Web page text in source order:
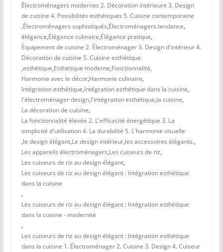
Électroménagers modernes 2. Décoration intérieure 3. Design
de cuisine 4. Possibilités esthétiques 5. Cuisine contemporaine
,Électroménagers sophistiqués,Électroménagers tendance,
élégance,Élégance culinaire,Élégance pratique,
Équipement de cuisine 2. Électroménager 3. Design d'intérieur 4.
Décoration de cuisine 5. Cuisine esthétique
,esthétique,Esthétique moderne,Fonctionnalité,
Harmonie avec le décor,Harmonie culinaire,
Intégration esthétique,Intégration esthétique dans la cuisine,
l'électroménager design,l'intégration esthétique,la cuisine,
La décoration de cuisine,
La fonctionnalité élevée 2. L'efficacité énergétique 3. La
simplicité d'utilisation 4. La durabilité 5. L'harmonie visuelle
,le design élégant,Le design intérieur,les accessoires élégants.,
Les appareils électroménagers,Les cuiseurs de riz,
Les cuiseurs de riz au design élégant,
Les cuiseurs de riz au design élégant : Intégration esthétique
dans la cuisine
,
Les cuiseurs de riz au design élégant : Intégration esthétique
dans la cuisine - modernité
,
Les cuiseurs de riz au design élégant : Intégration esthétique
dans la cuisine 1. Électroménager 2. Cuisine 3. Design 4. Cuiseur